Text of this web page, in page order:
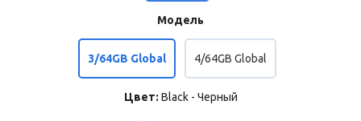
Модель
3/64GB Global 4/64GB Global
Цвет: Black - Черный